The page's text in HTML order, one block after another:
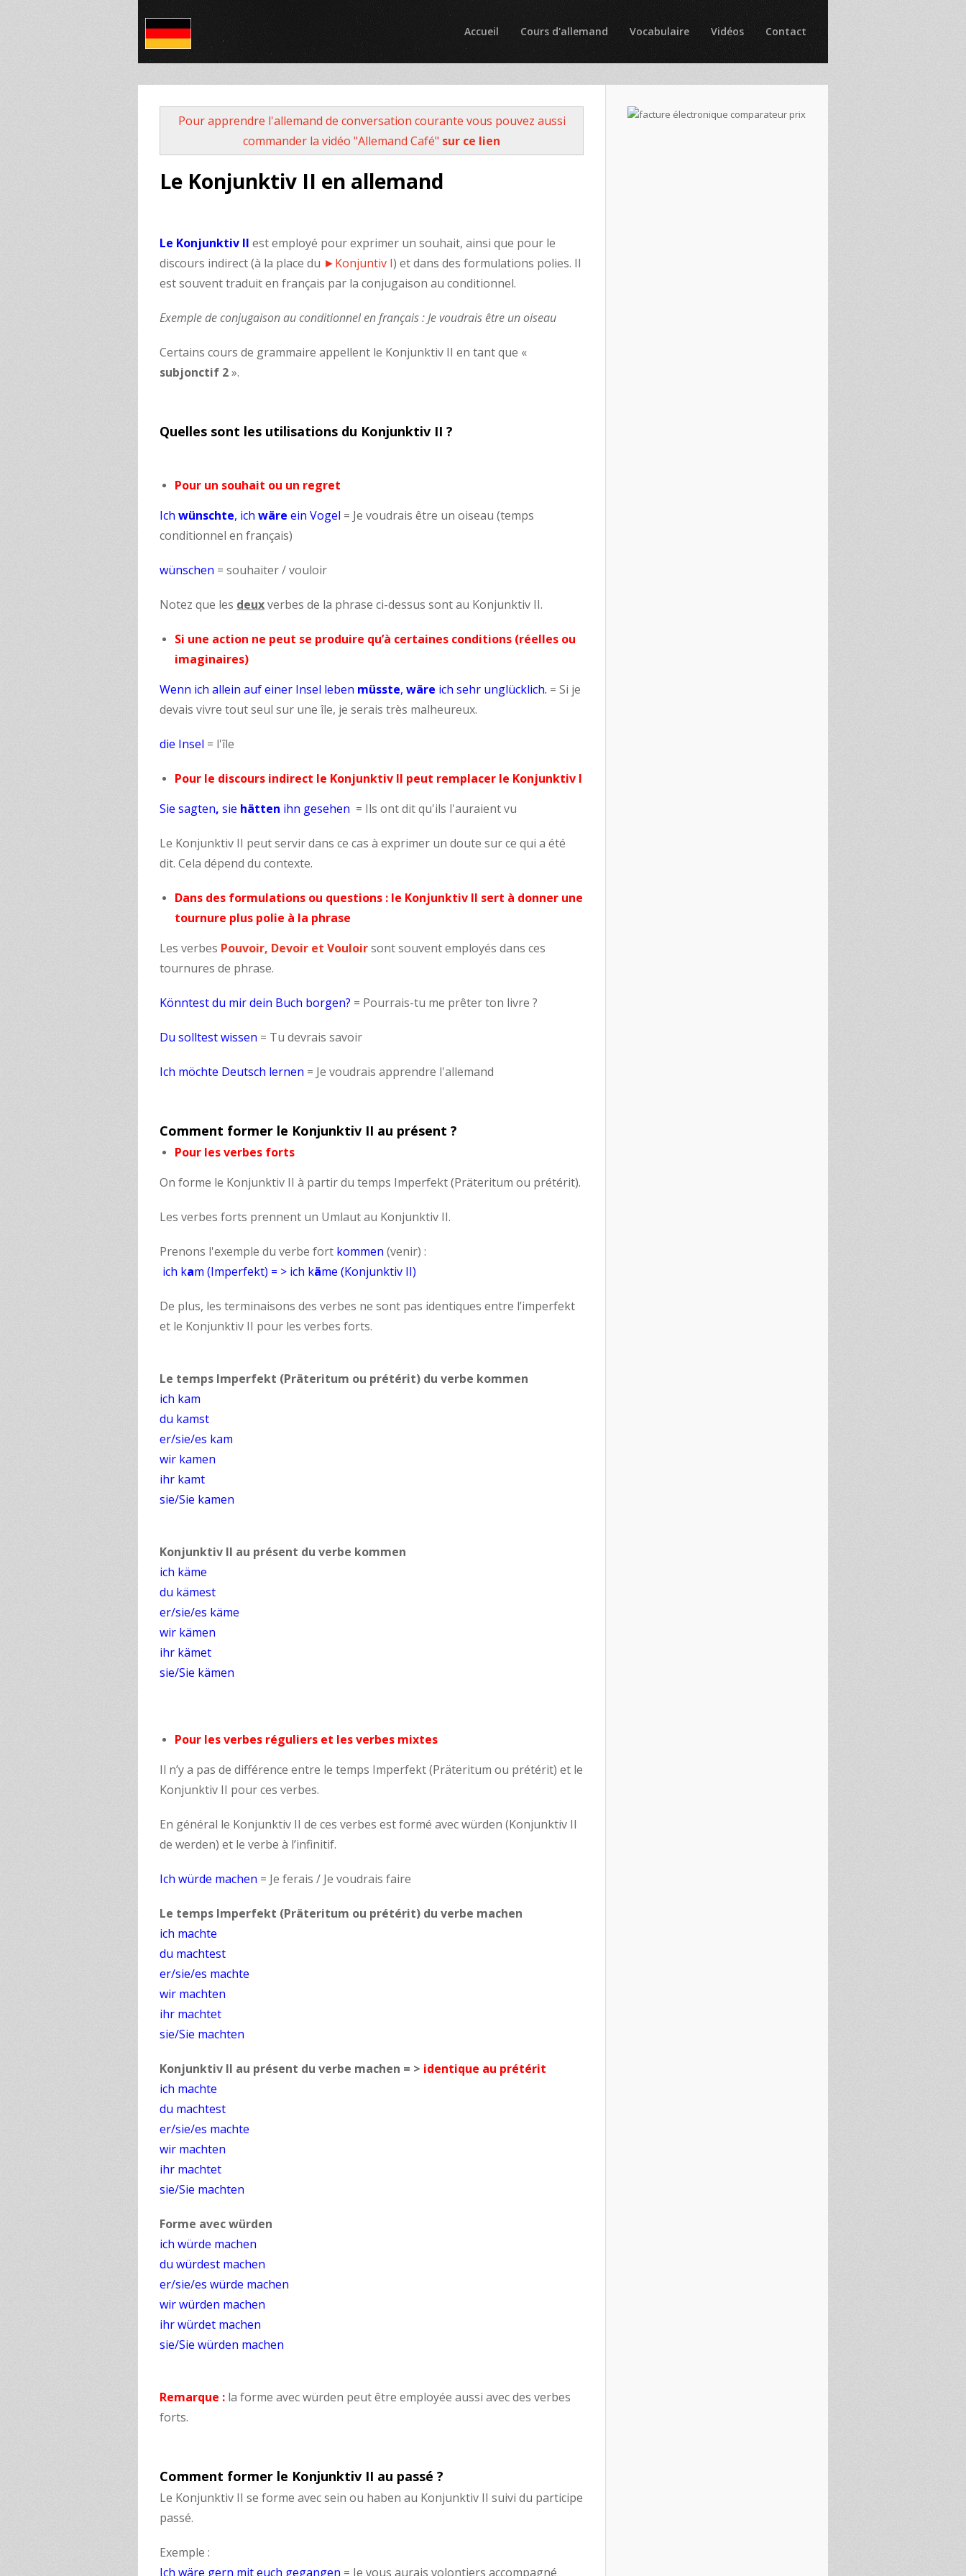
Accueil Cours d'allemand Vocabulaire Vidéos Contact
Pour apprendre l'allemand de conversation courante vous pouvez aussi
commander la vidéo "Allemand Café" sur ce lien
Le Konjunktiv II en allemand
Le Konjunktiv II est employé pour exprimer un souhait, ainsi que pour le
discours indirect (à la place du ►Konjuntiv I) et dans des formulations polies. Il
est souvent traduit en français par la conjugaison au conditionnel.
Exemple de conjugaison au conditionnel en français :Je voudrais être un oiseau
Certains cours de grammaire appellent le Konjunktiv II en tant que «
subjonctif 2».
Quelles sont les utilisations du Konjunktiv II ?
Pour un souhait ou un regret
Ich wünschte, ich wäre ein Vogel = Je voudrais être un oiseau (temps
conditionnel en français)
wünschen = souhaiter / vouloir
Notez que les deuxverbes de la phrase ci-dessus sont au Konjunktiv II.
Si une action ne peut se produire qu’à certaines conditions (réelles ou
imaginaires)
Wenn ich allein auf einer Insel leben müsste, wäre ich sehr unglücklich. = Si je
devais vivre tout seul sur une île, je serais très malheureux.
die Insel = l'île
Pour le discours indirect le Konjunktiv II peut remplacer le Konjunktiv I
Sie sagten, sie hätten ihn gesehen = Ils ont dit qu'ils l'auraient vu
Le Konjunktiv II peut servir dans ce cas à exprimer un doute sur ce qui a été
dit. Cela dépend du contexte.
Dans des formulations ou questions : le Konjunktiv II sert à donner une
tournure plus polie à la phrase
Les verbes Pouvoir, Devoir et Vouloirsont souvent employés dans ces
tournures de phrase.
Könntest du mir dein Buch borgen? = Pourrais-tu me prêter ton livre ?
Du solltest wissen = Tu devrais savoir
Ich möchte Deutsch lernen = Je voudrais apprendre l'allemand
Comment former le Konjunktiv II au présent ?
Pour les verbes forts
On forme le Konjunktiv II à partir du temps Imperfekt (Präteritum ou prétérit).
Les verbes forts prennent un Umlaut au Konjunktiv II.
Prenons l'exemple du verbe fort kommen (venir) :
ich kam (Imperfekt) = > ich käme (Konjunktiv II)
De plus, les terminaisons des verbes ne sont pas identiques entre l’imperfekt
et le Konjunktiv II pour les verbes forts.
Le temps Imperfekt (Präteritum ou prétérit) du verbe kommen
ich kam
du kamst
er/sie/es kam
wir kamen
ihr kamt
sie/Sie kamen
Konjunktiv II au présent du verbe kommen
ich käme
du kämest
er/sie/es käme
wir kämen
ihr kämet
sie/Sie kämen
Pour les verbes réguliers et les verbes mixtes
Il n’y a pas de différence entre le temps Imperfekt (Präteritum ou prétérit) et le
Konjunktiv II pour ces verbes.
En général le Konjunktiv II de ces verbes est formé avec würden (Konjunktiv II
de werden) et le verbe à l’infinitif.
Ich würde machen = Je ferais / Je voudrais faire
Le temps Imperfekt (Präteritum ou prétérit) du verbe machen
ich machte
du machtest
er/sie/es machte
wir machten
ihr machtet
sie/Sie machten
Konjunktiv II au présent du verbe machen = > identique au prétérit
ich machte
du machtest
er/sie/es machte
wir machten
ihr machtet
sie/Sie machten
Forme avec würden
ich würde machen
du würdest machen
er/sie/es würde machen
wir würden machen
ihr würdet machen
sie/Sie würden machen
Remarque : la forme avec würden peut être employée aussi avec des verbes
forts.
Comment former le Konjunktiv II au passé ?
Le Konjunktiv II se forme avec sein ou haben au Konjunktiv II suivi du participe
passé.
Exemple :
Ich wäre gern mit euch gegangen = Je vous aurais volontiers accompagné